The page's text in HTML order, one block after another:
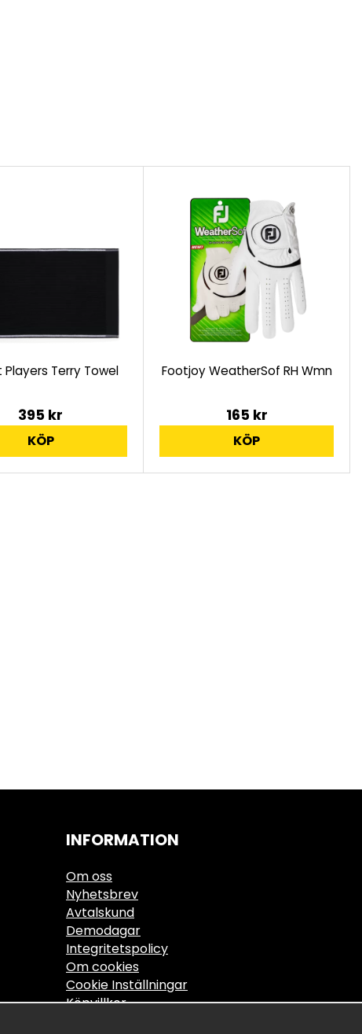
Players Terry Towel
395 kr
KÖP
Footjoy WeatherSof RH Wmn
165 kr
KÖP
INFORMATION
Om oss
Nyhetsbrev
Avtalskund
Demodagar
Integritetspolicy
Om cookies
Cookie Inställningar
Köpvillkor